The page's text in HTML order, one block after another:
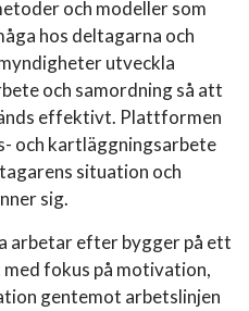
och modeller som
hos deltagarna och
utveckla
och samordning så att
effektivt. Plattformen
och kartläggningsarbete
situation och
sig.
arbetar efter bygger på ett
fokus på motivation,
gentemot arbetslinjen